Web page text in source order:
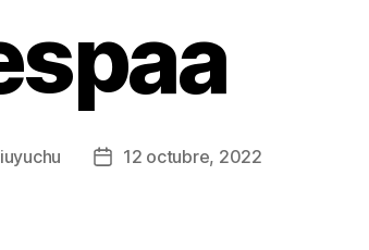
Fecha12 octubre, 2022